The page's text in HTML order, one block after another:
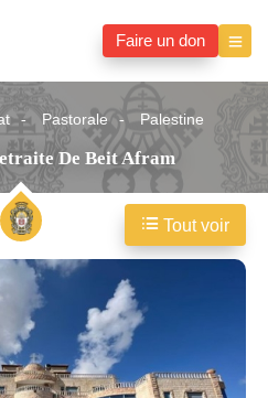
Faire un don
Pastorale Palestine
De Beit Afram
Tout voir